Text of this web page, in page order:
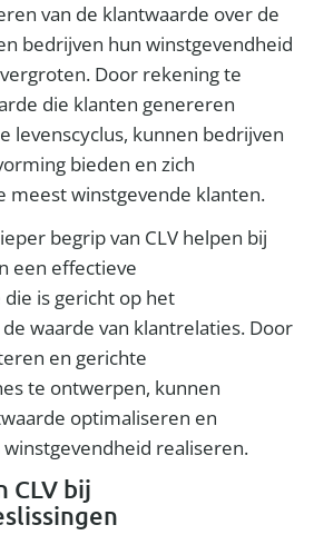
van de klantwaarde over de
bedrijven hun winstgevendheid
Door rekening te
die klanten genereren
levenscyclus, kunnen bedrijven
bieden en zich
meest winstgevende klanten.
begrip van CLV helpen bij
een effectieve
is gericht op het
waarde van klantrelaties. Door
en gerichte
te ontwerpen, kunnen
optimaliseren en
realiseren.
CLV bij